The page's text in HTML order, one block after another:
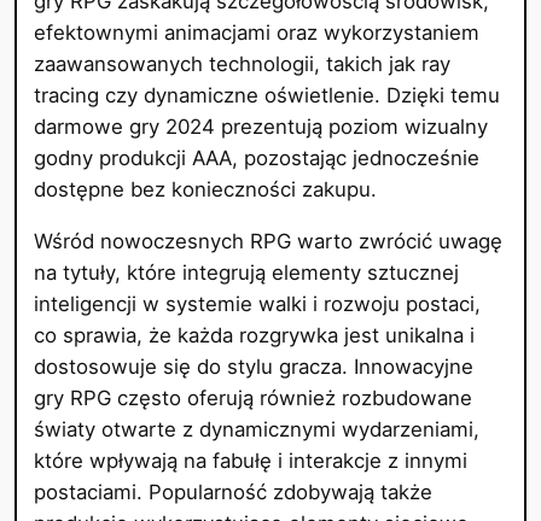
efektownymi animacjami oraz wykorzystaniem
zaawansowanych technologii, takich jak ray
tracing czy dynamiczne oświetlenie. Dzięki temu
darmowe gry 2024 prezentują poziom wizualny
godny produkcji AAA, pozostając jednocześnie
dostępne bez konieczności zakupu.
Wśród nowoczesnych RPG warto zwrócić uwagę
na tytuły, które integrują elementy sztucznej
inteligencji w systemie walki i rozwoju postaci,
co sprawia, że każda rozgrywka jest unikalna i
dostosowuje się do stylu gracza. Innowacyjne
gry RPG często oferują również rozbudowane
światy otwarte z dynamicznymi wydarzeniami,
które wpływają na fabułę i interakcje z innymi
postaciami. Popularność zdobywają także